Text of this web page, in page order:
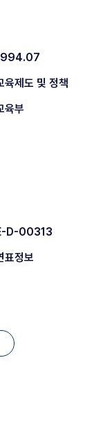
육제도 및 정책
육부
D-00313
표정보